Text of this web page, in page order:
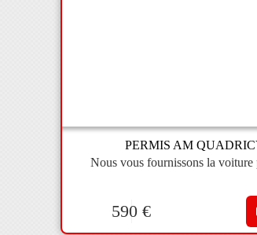
PERMIS AM
Nous vous fournissons la
590€